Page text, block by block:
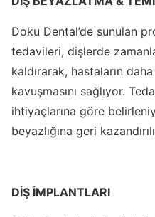
Doku Dental’de sunulan
tedavileri, dişlerde
kaldırarak, hastaların daha
kavuşmasını sağlıyor.
ihtiyaçlarına göre
beyazlığına geri
DİŞ İMPLANTLARI